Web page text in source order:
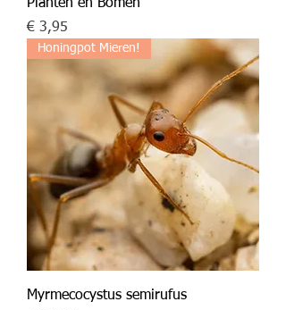
Planten en Bomen
Prijs
€ 3,95
Honingpot Mieren!
Myrmecocystus semirufus